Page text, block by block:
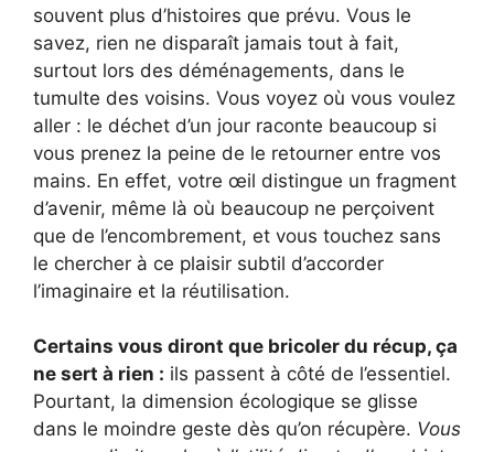
souvent plus d’histoires que prévu. Vous le
savez, rien ne disparaît jamais tout à fait,
surtout lors des déménagements, dans le
tumulte des voisins. Vous voyez où vous voulez
aller : le déchet d’un jour raconte beaucoup si
vous prenez la peine de le retourner entre vos
mains. En effet, votre œil distingue un fragment
d’avenir, même là où beaucoup ne perçoivent
que de l’encombrement, et vous touchez sans
le chercher à ce plaisir subtil d’accorder
l’imaginaire et la réutilisation.
Certains vous diront que bricoler du récup, ça
ne sert à rien : ils passent à côté de l’essentiel.
Pourtant, la dimension écologique se glisse
dans le moindre geste dès qu’on récupère. Vous